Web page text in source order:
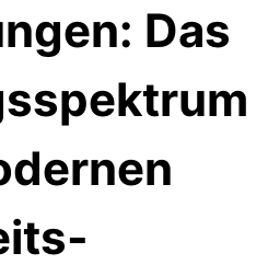
Das